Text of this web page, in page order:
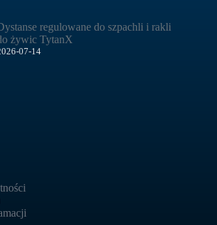
regulowane do szpachli i rakli
żywic TytanX
07-14